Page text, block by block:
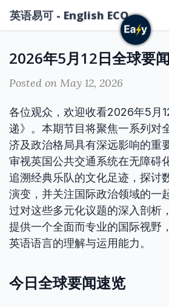
英语易可 - English ECO
Posted on May 12, 2026
各位观众，欢迎收看2026年5月
递》。本期节目将聚焦一系列对
济及政治格局具有深远影响的重
审视英国公共交通系统在无障碍
追溯经典乐队的文化足迹，探讨
演变，并关注国际政治领域的一
过对这些多元化议题的深入剖析
提供一个全面而专业的国际视野
英语语言的理解与运用能力。
今日全球要闻速览